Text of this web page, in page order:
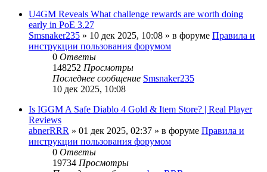
U4GM Reveals What challenge rewards are worth doing
early in PoE 3.27
Smsnaker235 » 10 дек 2025, 10:08 » в форуме Правила и
инструкции пользования форумом
0 Ответы
148252 Просмотры
Последнее сообщение Smsnaker235
10 дек 2025, 10:08
Is IGGM A Safe Diablo 4 Gold & Item Store? | Real Player
Reviews
abnerRRR » 01 дек 2025, 02:37 » в форуме Правила и
инструкции пользования форумом
0 Ответы
19734 Просмотры